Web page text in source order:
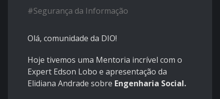
#Segurança da Informação
Olá, comunidade da DIO!
Hoje tivemos uma Mentoria incrível com o
Expert Edson Lobo e apresentação da
Elidiana Andrade sobre Engenharia Social.